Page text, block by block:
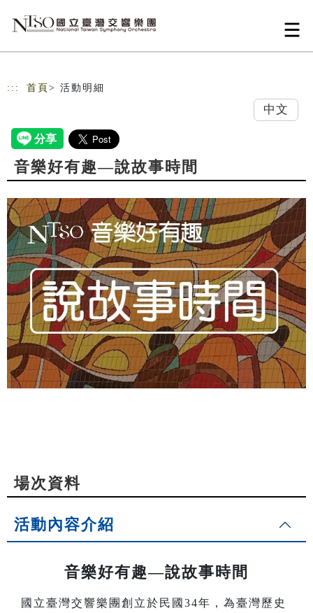
::: 首頁 > 活動明細
中文
音樂好有趣—說故事時間
場次資料
活動內容介紹
音樂好有趣—說故事時間
國立臺灣交響樂團創立於民國34年，為臺灣歷史